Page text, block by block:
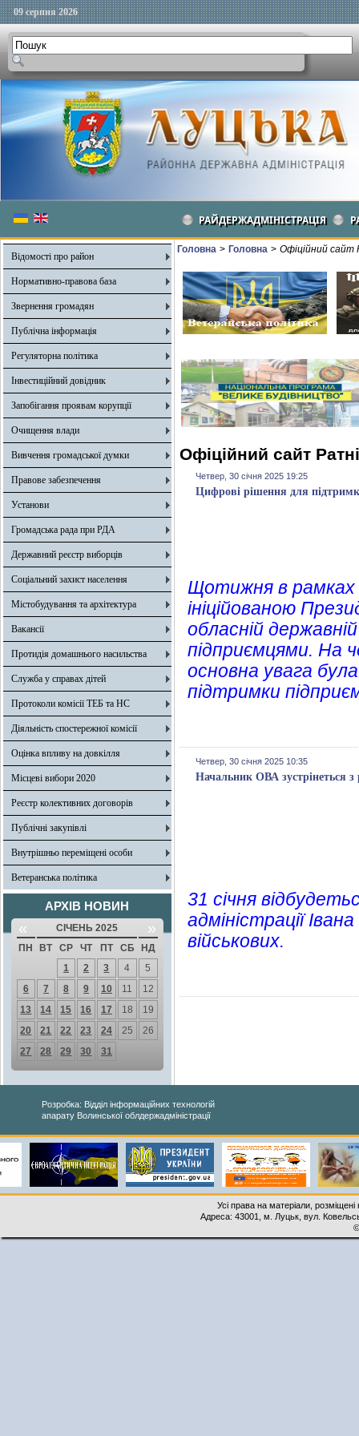
09 серпня 2026
РАЙДЕРЖАДМІНІСТРАЦІЯ
Відомості про район
Нормативно-правова база
Звернення громадян
Публічна інформація
Регуляторна політика
Інвестиційний довідник
Запобігання проявам корупції
Очищення влади
Вивчення громадської думки
Правове забезпечення
Установи
Громадська рада при РДА
Державний реєстр виборців
Соціальний захист населення
Містобудування та архітектура
Вакансії
Протидія домашнього насильства
Служба у справах дітей
Протоколи комісії ТЕБ та НС
Діяльність спостережної комісії
Оцінка впливу на довкілля
Місцеві вибори 2020
Реєстр колективних договорів
Публічні закупівлі
Внутрішньо переміщені особи
Ветеранська політика
АРХІВ НОВИН
« СІЧЕНЬ 2025 »
ПН ВТ СР ЧТ ПТ СБ
НД
1
2 3 4
5
6
7 8 9 10 11
12
13
14 15 16 17 18
19
20
21 22 23 24 25
26
27
28 29 30 31
Головна > Головна > Офіційний сайт
Офіційний сайт
Четвер, 30 січня 2025 19:25
Цифрові рішення для
Щотижня в рамках
ініційованою
обласній
підприємцями. На
основна увага
підтримки
Четвер, 30 січня 2025 10:35
Начальник ОВА зустрінеться
31 січня
адміністрації
військових.
Розробка: Відділ інформаційних технологій
апарату Волинської облдержадміністрації
Усі права на матеріали,
Адреса: 43001, м. Луцьк, вул.